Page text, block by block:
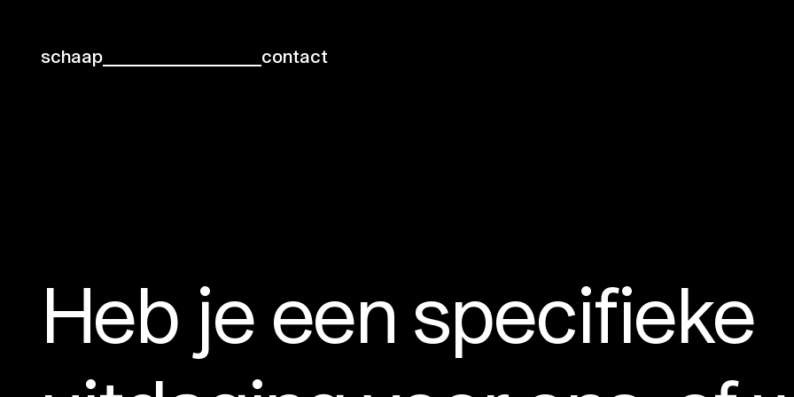
schaap contact
Heb je een specifieke